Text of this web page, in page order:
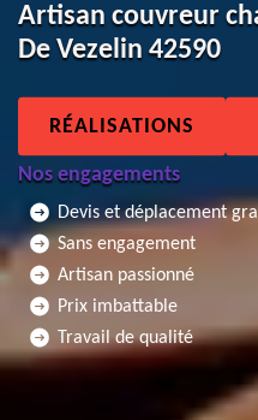
Artisan couvreur
De Vezelin 42590
RÉALISATIONS
Nos engagements
Devis et déplacement
Sans engagement
Artisan passionné
Prix imbattable
Travail de qualité